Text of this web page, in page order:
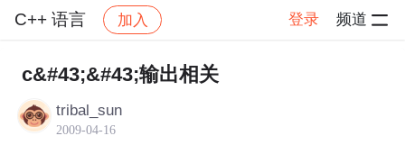
C++ 语言 加入 登录 频道
社区 C++ 语言 帖子详情
c&#43;&#43;输出相关
tribal_sun
2009-04-16